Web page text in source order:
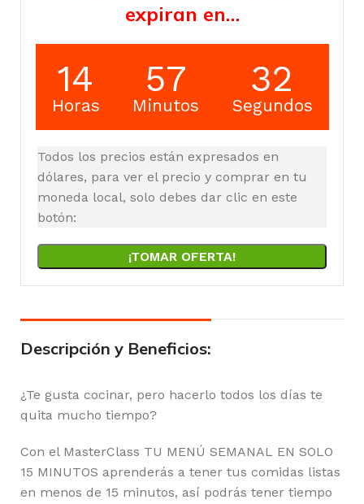
expiran en…
14
Horas
57
Minutos
32
Segundos
Todos los precios están expresados en
dólares, para ver el precio y comprar en tu
moneda local, solo debes dar clic en este
botón:
¡TOMAR OFERTA!
Descripción y Beneficios:
¿Te gusta cocinar, pero hacerlo todos los días te
quita mucho tiempo?
Con el MasterClass TU MENÚ SEMANAL EN SOLO
15 MINUTOS aprenderás a tener tus comidas listas
en menos de 15 minutos, así podrás tener tiempo